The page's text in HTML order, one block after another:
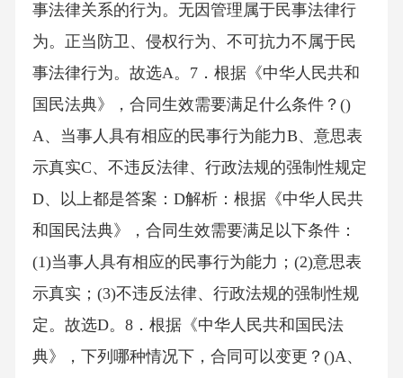
事法律关系的行为。无因管理属于民事法律行
为。正当防卫、侵权行为、不可抗力不属于民
事法律行为。故选A。7．根据《中华人民共和
国民法典》，合同生效需要满足什么条件？()
A、当事人具有相应的民事行为能力B、意思表
示真实C、不违反法律、行政法规的强制性规定
D、以上都是答案：D解析：根据《中华人民共
和国民法典》，合同生效需要满足以下条件：
(1)当事人具有相应的民事行为能力；(2)意思表
示真实；(3)不违反法律、行政法规的强制性规
定。故选D。8．根据《中华人民共和国民法
典》，下列哪种情况下，合同可以变更？()A、